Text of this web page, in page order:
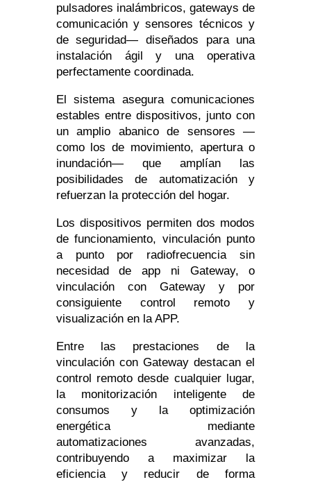
pulsadores inalámbricos, gateways de
comunicación y sensores técnicos y
de seguridad— diseñados para una
instalación ágil y una operativa
perfectamente coordinada.
El sistema asegura comunicaciones
estables entre dispositivos, junto con
un amplio abanico de sensores —
como los de movimiento, apertura o
inundación— que amplían las
posibilidades de automatización y
refuerzan la protección del hogar.
Los dispositivos permiten dos modos
de funcionamiento, vinculación punto
a punto por radiofrecuencia sin
necesidad de app ni Gateway, o
vinculación con Gateway y por
consiguiente control remoto y
visualización en la APP.
Entre las prestaciones de la
vinculación con Gateway destacan el
control remoto desde cualquier lugar,
la monitorización inteligente de
consumos y la optimización
energética mediante
automatizaciones avanzadas,
contribuyendo a maximizar la
eficiencia y reducir de forma